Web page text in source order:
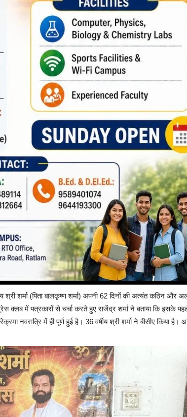
शर्मा (पिता बालकृष्ण शर्मा) अपनी 62 दिनों की अत्यंत कठिन और
क्लब में पत्रकारों से चर्चा करते हुए राजेंद्र शर्मा ने बताया कि इसके
नवरात्रि में ही पूर्ण हुई है। 36 वर्षीय श्री शर्मा ने बीसीए किया है।